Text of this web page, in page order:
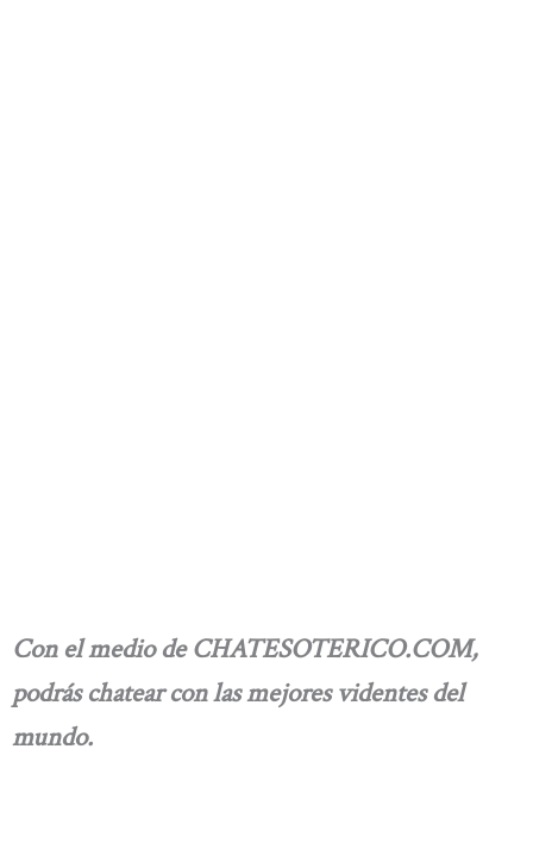
Con el medio de CHATESOTERICO.COM,
podrás chatear con las mejores videntes del
mundo.